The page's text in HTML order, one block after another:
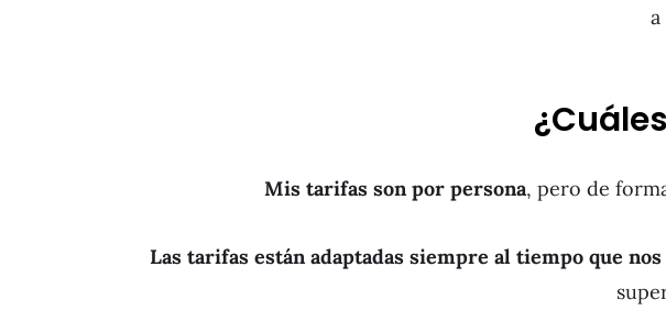
Mis tarifas son por persona, pero de
Las tarifas están adaptadas siempre al tiempo que